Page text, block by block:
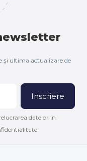
și ultima actualizare de
Inscriere
datelor in